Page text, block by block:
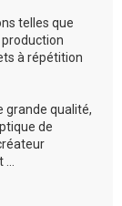
telles que
production
à répétition
grande qualité,
de